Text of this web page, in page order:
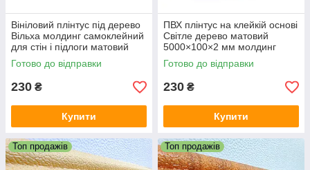
Вініловий плінтус під дерево
Вільха молдинг самоклейний
для стін і підлоги матовий
5000×100×2 мм SW-
00002124
Готово до відправки
230 ₴
Купити
ПВХ плінтус на клейкій основі
Світле дерево матовий
5000×100×2 мм молдинг
вініловий дошка бежевий SW-
00002120
Готово до відправки
230 ₴
Купити
Топ продажів Топ продажів